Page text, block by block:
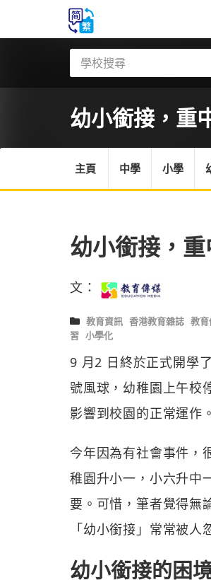
幼小銜接，重
主頁 中學 小學
幼小銜接，
文：
教育資訊 香港教育雜誌 教
習 小學化
9 月2 日終於正式開學
號風球，幼稚園上午校
影響到校園的正常運作。
今年因為有社會事件，
稚園升小一，小六升中
要。可惜，筆者覺得無
「幼小銜接」常常被人
幼小銜接的困